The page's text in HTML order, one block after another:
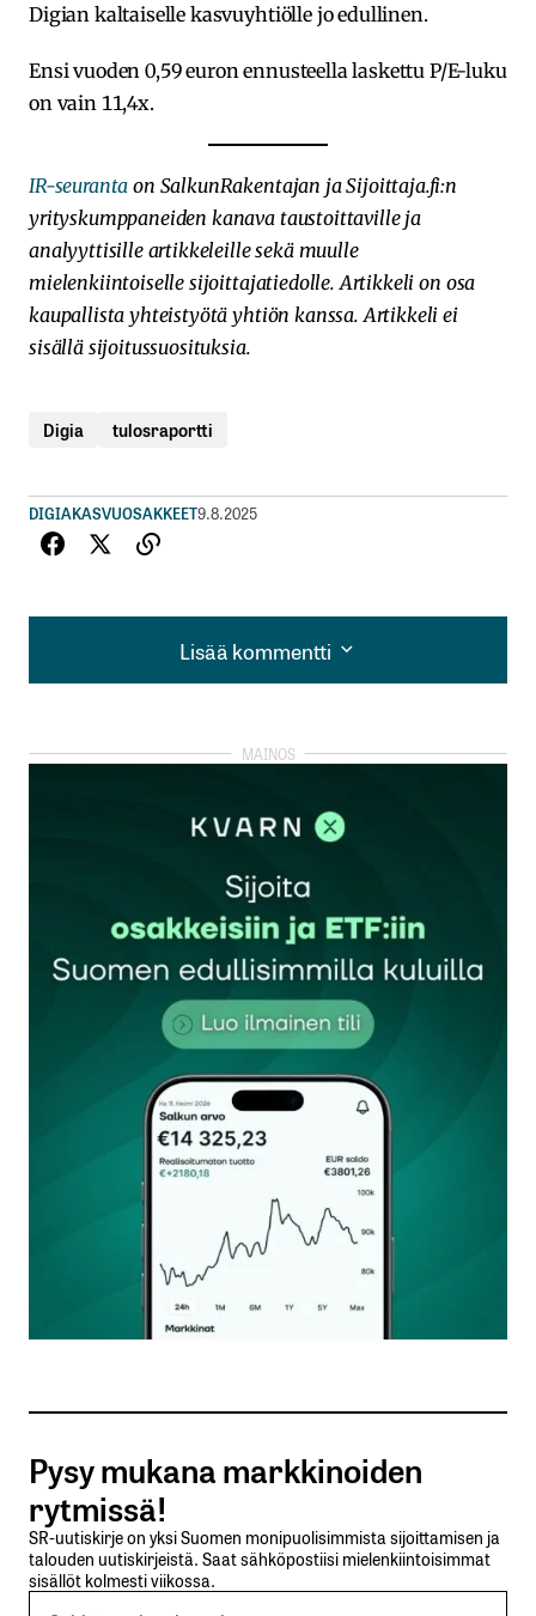
Digian kaltaiselle kasvuyhtiölle jo edullinen.
Ensi vuoden 0,59 euron ennusteella laskettu P/E-luku
on vain 11,4x.
IR-seuranta on SalkunRakentajan ja Sijoittaja.fi:n
yrityskumppaneiden kanava taustoittaville ja
analyyttisille artikkeleille sekä muulle
mielenkiintoiselle sijoittajatiedolle. Artikkeli on osa
kaupallista yhteistyötä yhtiön kanssa. Artikkeli ei
sisällä sijoitussuosituksia.
Digia tulosraportti
DIGIAKASVUOSAKKEET9.8.2025
Lisää kommentti
Lisää kommentti
kirjautua
rekisteröityä
Sähköpostiosoitettasi ei julkaista.Pakolliset
kentät on merkitty*
Kommentti*
Nimesi tai nimimerkkisi
Sähköpostiosoitteesi
Tilaa SalkunRakentajan uutiskirje
Lähetä kommentti
Pysy mukana markkinoiden
rytmissä!
SR-uutiskirje on yksi Suomen monipuolisimmista sijoittamisen ja
talouden uutiskirjeistä. Saat sähköpostiisi mielenkiintoisimmat
sisällöt kolmesti viikossa.